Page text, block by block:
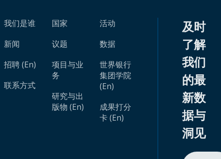
我们是谁
新闻
招聘 (En)
联系方式
国家
议题
项目与业
务
研究与出
版物 (En)
活动
数据
世界银行
集团学院
(En)
成果打分
卡 (En)
及时
了解
我们
的最
新数
据与
洞见